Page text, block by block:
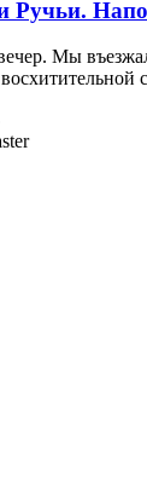
Ручьи.
Мы